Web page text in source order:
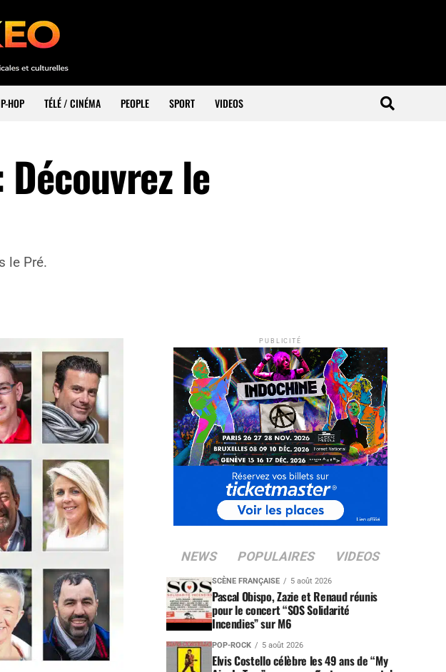
HOP TÉLÉ / CINÉMA PEOPLE SPORT VIDEOS
Découvrez le
le Pré.
PUBLICITÉ
NEWS POPULAIRES VIDEOS
SCÈNE FRANÇAISE 5 août 2026
Pascal Obispo, Zazie et Renaud réunis
pour le concert “SOS Solidarité
Incendies” sur M6
POP-ROCK 5 août 2026
Elvis Costello célèbre les 49 ans de “My